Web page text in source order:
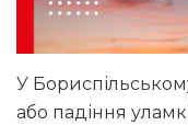
У
або падіння